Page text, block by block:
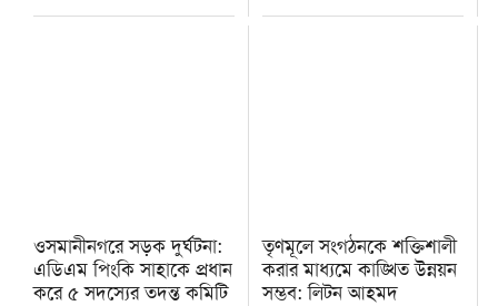
ওসমানীনগরে সড়ক দুর্ঘটনা:
এডিএম পিংকি সাহাকে প্রধান
করে ৫ সদস্যের তদন্ত কমিটি
তৃণমূলে সংগঠনকে শক্তিশালী
করার মাধ্যমে কাঙ্খিত উন্নয়ন
সম্ভব: লিটন আহমদ